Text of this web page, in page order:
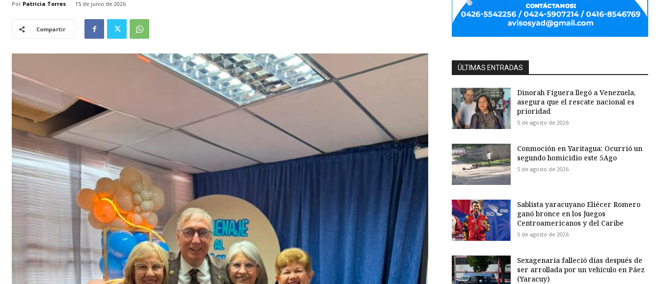
Por Patricia Torres 15 de junio de 2026
Compartir
ÚLTIMAS ENTRADAS
Dinorah Figuera llegó a Venezuela,
asegura que el rescate nacional es
prioridad
5 de agosto de 2026
Conmoción en Yaritagua: Ocurrió un
segundo homicidio este 5Ago
5 de agosto de 2026
Sablista yaracuyano Eliécer Romero
ganó bronce en los Juegos
Centroamericanos y del Caribe
5 de agosto de 2026
Sexagenaria falleció días después de
ser arrollada por un vehículo en Páez
(Yaracuy)